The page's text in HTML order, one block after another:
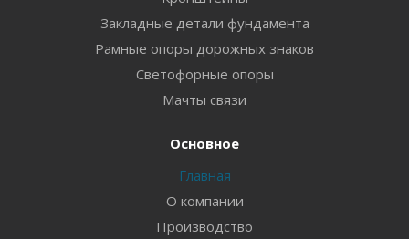
Закладные детали фундамента
Рамные опоры дорожных знаков
Светофорные опоры
Мачты связи
Основное
Главная
О компании
Производство